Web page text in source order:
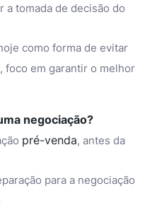
a tomada de decisão do
como forma de evitar
foco em garantir o melhor
negociação?
pré-venda, antes da
para a negociação